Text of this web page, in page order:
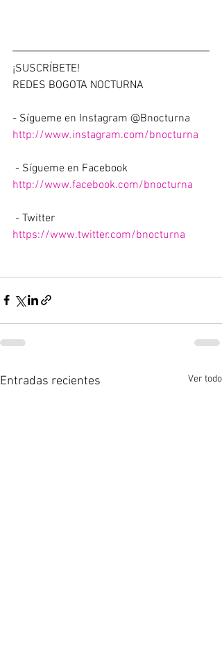
¡SUSCRÍBETE!
REDES BOGOTA NOCTURNA
- Sígueme en Instagram @Bnocturna
http://www.instagram.com/bnocturna
- Sígueme en Facebook
http://www.facebook.com/bnocturna
- Twitter
https://www.twitter.com/bnocturna
Entradas recientes Ver todo